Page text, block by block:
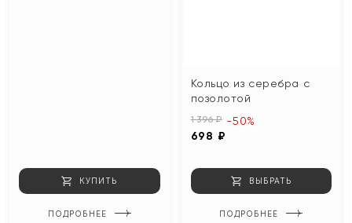
КУПИТЬ
ПОДРОБНЕЕ
Кольцо из серебра с
позолотой
1 396 ₽
698 ₽
-50%
ВЫБРАТЬ
ПОДРОБНЕЕ